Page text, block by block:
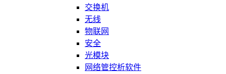
交换机
无线
物联网
安全
光模块
网络管控析软件